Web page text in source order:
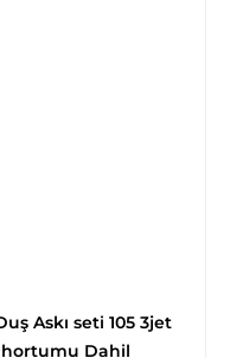
Askı seti 105 3jet
hortumu Dahil